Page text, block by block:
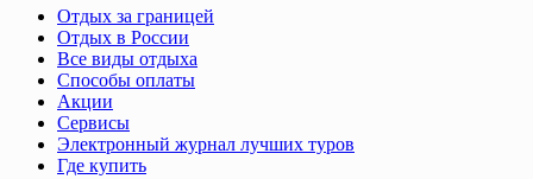
Отдых за границей
Отдых в России
Все виды отдыха
Способы оплаты
Акции
Сервисы
Электронный журнал лучших туров
Где купить